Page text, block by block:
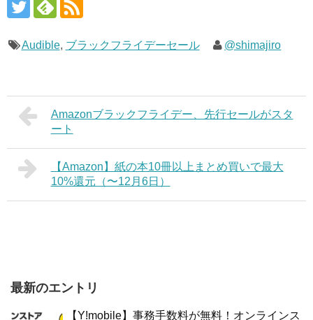
Audible, ブラックフライデーセール @shimajiro
Amazonブラックフライデー、先行セールがスタ
ート
【Amazon】紙の本10冊以上まとめ買いで最大
10%還元（〜12月6日）
最新のエントリ
【Y!mobile】事務手数料が無料！オンラインス